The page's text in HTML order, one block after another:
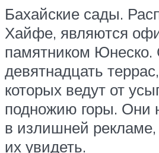
Бахайские сады.
Хайфе, являются
памятником Юнеско.
девятнадцать
которых ведут от
подножию горы. Они
в излишней
их увидеть.